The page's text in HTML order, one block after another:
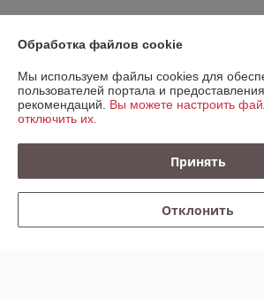
О нас
Контакты
График работы
Обработка файлов cookie
Мы используем файлы cookies для
пользователей портала и
рекомендаций. Вы можете настроить
отключить их.
Принять
Отклонить